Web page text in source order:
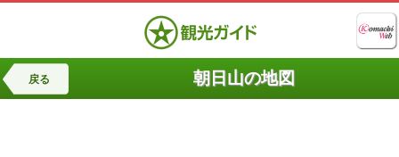
戻る 朝日山の地図